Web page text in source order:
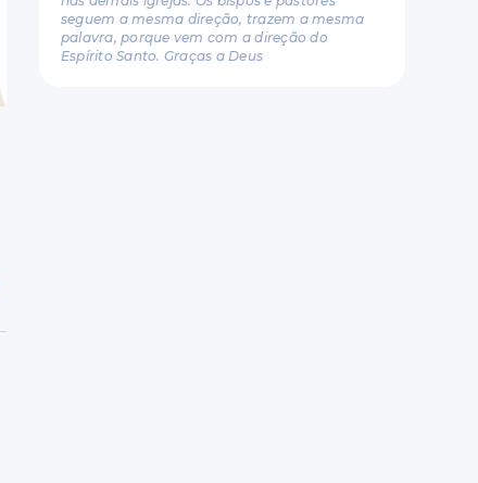
seguem a mesma direção, trazem a mesma
palavra, porque vem com a direção do
Espírito Santo. Graças a Deus